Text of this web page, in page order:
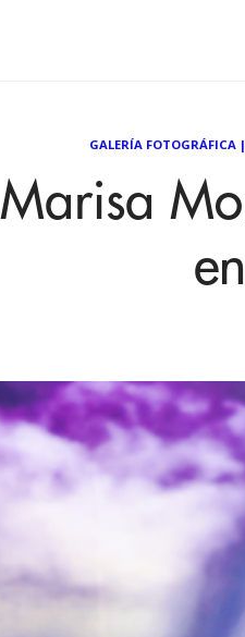
GALERÍA FOTOGRÁFICA |
Marisa